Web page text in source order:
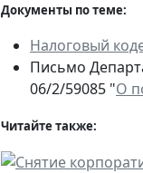
Документы по теме:
Налоговый
Письмо
06/2/59085 "О
Читайте также: